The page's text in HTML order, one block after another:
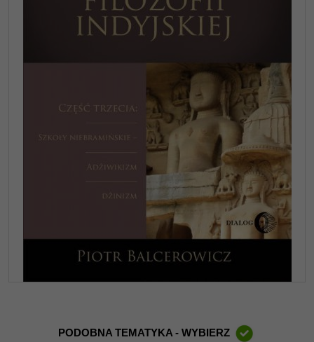
PODOBNA TEMATYKA - WYBIERZ